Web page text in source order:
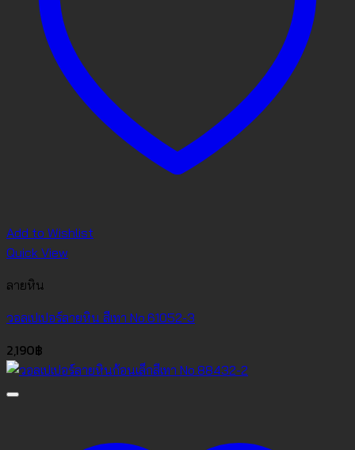
Add to Wishlist
Quick View
ลายหิน
วอลเปเปอร์ลายหิน สีเทา No.61052-3
2,190฿